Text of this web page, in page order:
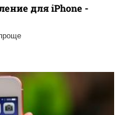
для iPhone -